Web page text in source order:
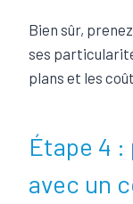
Bien sûr,
ses
plans et les
Étape 4
avec un